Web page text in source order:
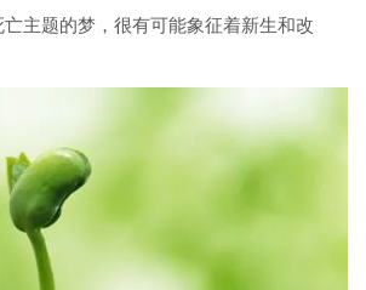
主题的梦，很有可能象征着新生和改